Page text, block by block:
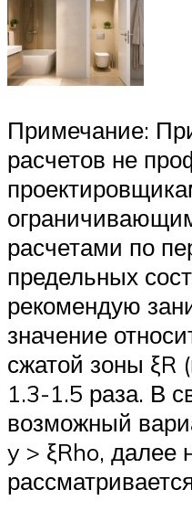
Примечание:
расчетов не
расчетами по
предельных
рекомендую
значение
сжатой зоны ξR
1.3-1.5 раза. В
возможный
y > ξRho, далее